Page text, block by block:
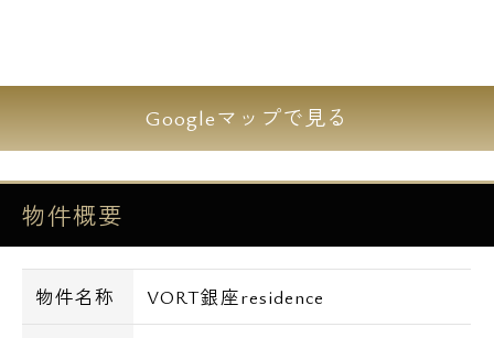
Googleマップで見る
物件概要
物件名称 VORT銀座residence